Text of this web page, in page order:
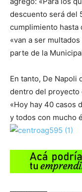
descuento será del
cumplimiento hasta
«van a ser
parte de la
En tanto, De Napoli
dentro del proyecto
«Hoy hay 40 casos
y todos con mucho